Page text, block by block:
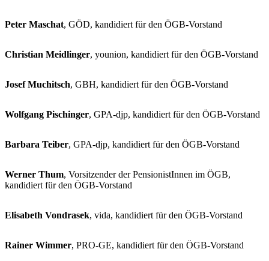
Peter Maschat, GÖD, kandidiert für den ÖGB-Vorstand
Christian Meidlinger, younion, kandidiert für den ÖGB-Vorstand
Josef Muchitsch, GBH, kandidiert für den ÖGB-Vorstand
Wolfgang Pischinger, GPA-djp, kandidiert für den ÖGB-Vorstand
Barbara Teiber, GPA-djp, kandidiert für den ÖGB-Vorstand
Werner Thum, Vorsitzender der PensionistInnen im ÖGB,
kandidiert für den ÖGB-Vorstand
Elisabeth Vondrasek, vida, kandidiert für den ÖGB-Vorstand
Rainer Wimmer, PRO-GE, kandidiert für den ÖGB-Vorstand